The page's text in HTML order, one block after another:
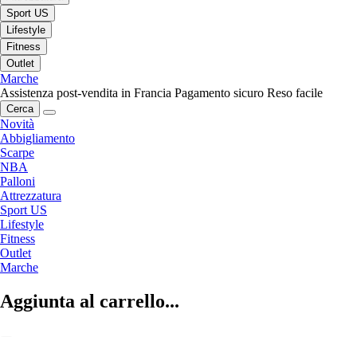
Sport US
Lifestyle
Fitness
Outlet
Marche
Assistenza post-vendita in Francia Pagamento sicuro Reso facile
Cerca
Novità
Abbigliamento
Scarpe
NBA
Palloni
Attrezzatura
Sport US
Lifestyle
Fitness
Outlet
Marche
Aggiunta al carrello...